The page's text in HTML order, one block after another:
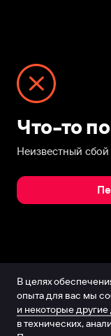
Что-то
Неизвестный
В целях
опыта для вас мы
и некоторые
в технических,